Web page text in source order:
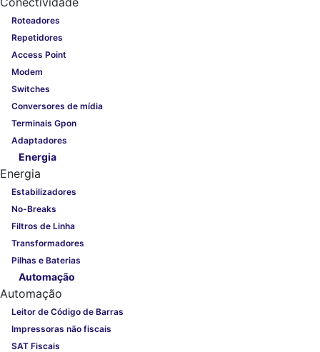
Roteadores
Repetidores
Access Point
Modem
Switches
Conversores de mídia
Terminais Gpon
Adaptadores
Energia
Energia
Estabilizadores
No-Breaks
Filtros de Linha
Transformadores
Pilhas e Baterias
Automação
Automação
Leitor de Código de Barras
Impressoras não fiscais
SAT Fiscais